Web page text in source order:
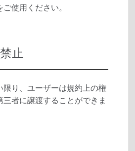
使用ください。
止
限り、ユーザーは規約上の権
三者に譲渡することができま